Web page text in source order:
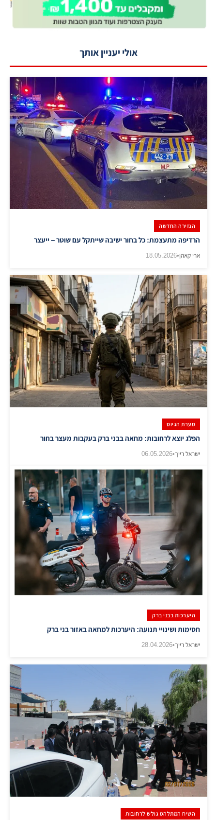
אולי יעניין אותך
הגזירה החדשה
הרדיפה מתעצמת: כל בחור ישיבה שייתקל עם שוטר – ייעצר
ארי קאהן•
18.05.2026
סערת הגיוס
הפלג יוצא לרחובות: מחאה בבני ברק בעקבות מעצר בחור
ישראל רייך•
06.05.2026
היערכות בבני ברק
חסימות ושינויי תנועה: היערכות למחאה באזור בני ברק
ישראל רייך•
28.04.2026
השיח המתלהט גולש לרחובות